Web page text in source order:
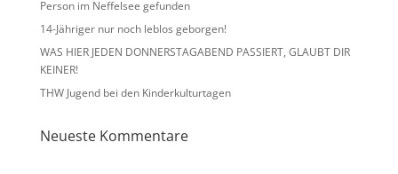
Person im Neffelsee gefunden
14-Jähriger nur noch leblos geborgen!
WAS HIER JEDEN DONNERSTAGABEND PASSIERT, GLAUBT DIR
KEINER!
THW Jugend bei den Kinderkulturtagen
Neueste Kommentare